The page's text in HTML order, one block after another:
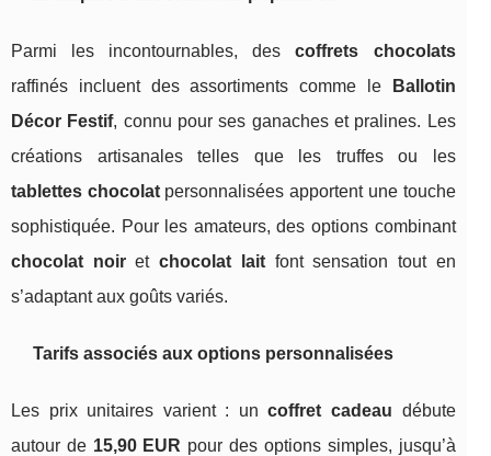
Parmi les incontournables, descoffrets chocolats
raffinés incluent des assortiments comme le
Ballotin
Décor Festif, connu pour ses ganaches et pralines. Les
créations artisanales telles que les truffes ou les
tablettes chocolatpersonnalisées apportent une touche
sophistiquée. Pour les amateurs, des options combinant
chocolat noiretchocolat laitfont sensation tout en
s’adaptant aux goûts variés.
Tarifs associés aux options personnalisées
Les prix unitaires varient : uncoffret cadeau débute
autour de 15,90 EUR pour des options simples, jusqu’à